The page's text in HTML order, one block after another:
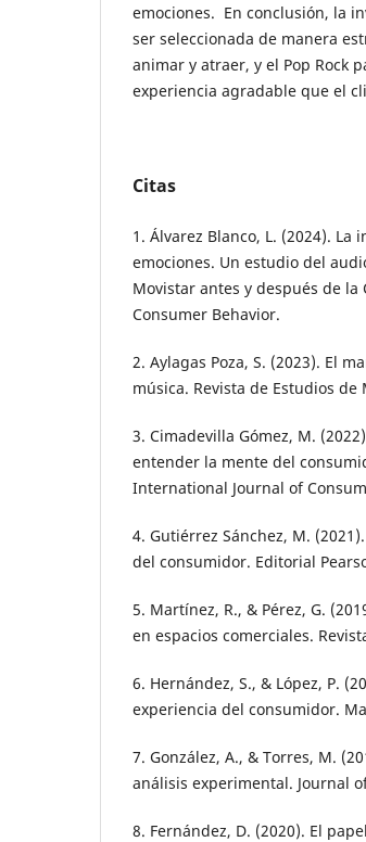
emociones. En conclusión, la
ser seleccionada de manera
animar y atraer, y el Pop Rock
experiencia agradable que el
Citas
1. Álvarez Blanco, L. (2024).
emociones. Un estudio del
Movistar antes y después de
Consumer Behavior.
2. Aylagas Poza, S. (2023). El
música. Revista de Estudios
3. Cimadevilla Gómez, M.
entender la mente del
International Journal of
4. Gutiérrez Sánchez, M.
del consumidor. Editorial
5. Martínez, R., & Pérez, G.
en espacios comerciales.
6. Hernández, S., & López, P.
experiencia del consumidor.
7. González, A., & Torres, M.
análisis experimental. Journal
8. Fernández, D. (2020). El